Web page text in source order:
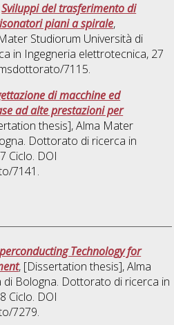
Sviluppi del trasferimento di
piani a spirale,
Studiorum Università di
in Ingegneria elettrotecnica, 27
7115.
di macchine ed
ad alte prestazioni per
thesis], Alma Mater
Dottorato di ricerca in
Ciclo. DOI
7141.
Technology for
, [Dissertation thesis], Alma
Bologna. Dottorato di ricerca in
Ciclo. DOI
7279.